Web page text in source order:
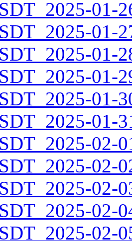
01-
01-
01-
01-
01-
01-
02-
02-
02-
02-
02-